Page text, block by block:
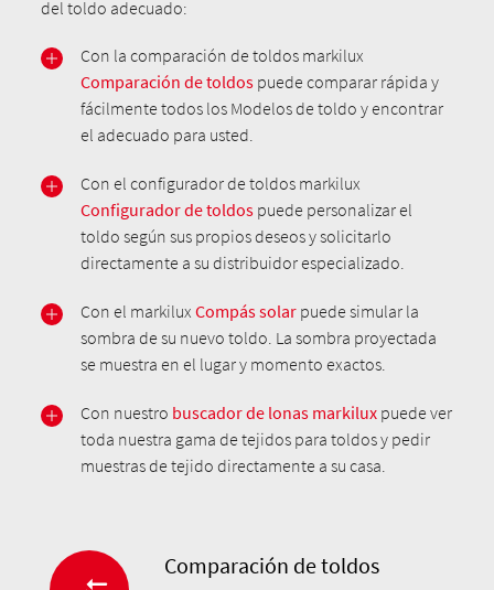
del toldo adecuado:
Con la comparación de toldos markilux
Comparación de toldos puede comparar rápida y
fácilmente todos los Modelos de toldo y encontrar
el adecuado para usted.
Con el configurador de toldos markilux
Configurador de toldos puede personalizar el
toldo según sus propios deseos y solicitarlo
directamente a su distribuidor especializado.
Con el markiluxCompás solar puede simular la
sombra de su nuevo toldo. La sombra proyectada
se muestra en el lugar y momento exactos.
Con nuestro buscador de lonas markilux puede ver
toda nuestra gama de tejidos para toldos y pedir
muestras de tejido directamente a su casa.
Comparación de toldos